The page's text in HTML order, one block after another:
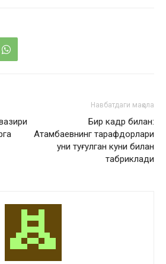
Навбатдаги мақола
Бир кадр билан:
Атамбаевнинг тарафдорлари
уни туғулган куни билан
табриклади